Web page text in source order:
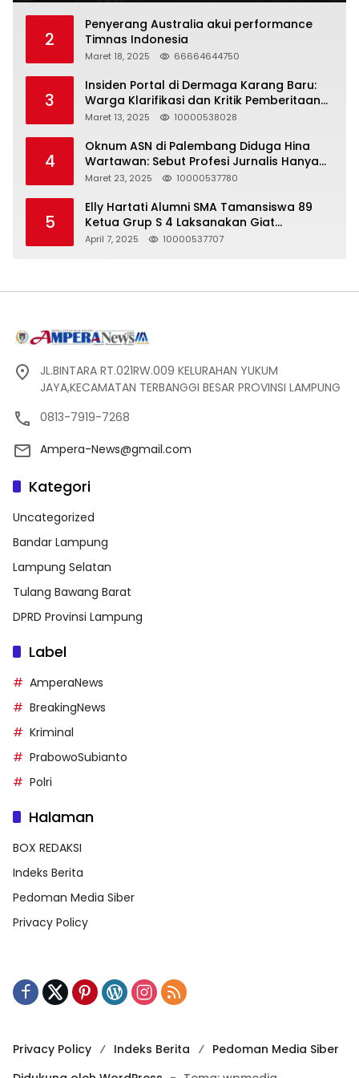
2
Penyerang Australia akui performance
Timnas Indonesia
Maret 18, 2025 66664644750
3
Insiden Portal di Dermaga Karang Baru:
Warga Klarifikasi dan Kritik Pemberitaan
yang Tidak Akurat
Maret 13, 2025 10000538028
4
Oknum ASN di Palembang Diduga Hina
Wartawan: Sebut Profesi Jurnalis Hanya
Seharga 2 Liter Bensin, Berujung Dugaan
Maret 23, 2025 10000537780
5
Elly Hartati Alumni SMA Tamansiswa 89
Ketua Grup S 4 Laksanakan Giat
Silaturahmi
April 7, 2025 10000537707
JL.BINTARA RT.021RW.009 KELURAHAN YUKUM
JAYA,KECAMATAN TERBANGGI BESAR PROVINSI LAMPUNG
0813-7919-7268
Ampera-News@gmail.com
Kategori
Uncategorized
Bandar Lampung
Lampung Selatan
Tulang Bawang Barat
DPRD Provinsi Lampung
Label
AmperaNews
BreakingNews
Kriminal
PrabowoSubianto
Polri
Halaman
BOX REDAKSI
Indeks Berita
Pedoman Media Siber
Privacy Policy
Privacy Policy Indeks Berita
Pedoman Media Siber